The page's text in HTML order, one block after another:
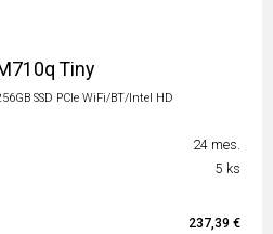
Tiny
SSD PCIe WiFi/BT/Intel HD
24 mes.
5 ks
237,39 €